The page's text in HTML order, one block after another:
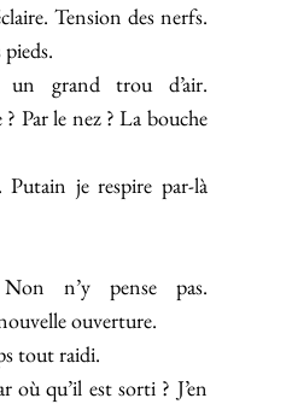
Tension des nerfs.
pieds.
un grand trou d’air.
Par le nez ? La bouche
Putain je respire par-là
n’y pense pas.
ouverture.
tout raidi.
où qu’il est sorti ? J’en